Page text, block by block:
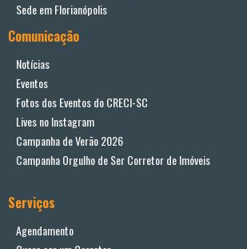
Sede em Florianópolis
Comunicação
Notícias
Eventos
Fotos dos Eventos do CRECI-SC
Lives no Instagram
Campanha de Verão 2026
Campanha Orgulho de Ser Corretor de Imóveis
Serviços
Agendamento